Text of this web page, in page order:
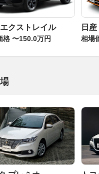
エクストレイル
格 〜150.0万円
日
相場